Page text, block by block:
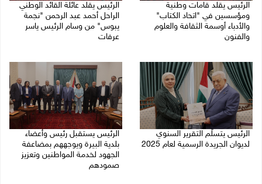
الرئيس يقلد قامات وطنية
ومؤسسين في "اتحاد الكتاب"
والأدباء أوسمة الثقافة والعلوم
والفنون
الرئيس يقلد عائلة القائد الوطني
الراحل أحمد عبد الرحمن "نجمة
يبوس" من وسام الرئيس ياسر
عرفات
الرئيس يتسلّم التقرير السنوي
لديوان الجريدة الرسمية لعام 2025
الرئيس يستقبل رئيس وأعضاء
بلدية البيرة ويوجههم بمضاعفة
الجهود لخدمة المواطنين وتعزيز
صمودهم